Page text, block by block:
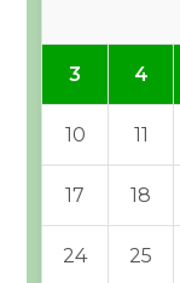
3 4
10 11
17 18
24 25